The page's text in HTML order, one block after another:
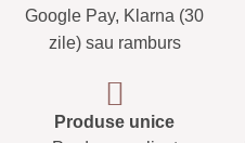
Google Pay, Klarna (30
zile) sau ramburs
Produse unice